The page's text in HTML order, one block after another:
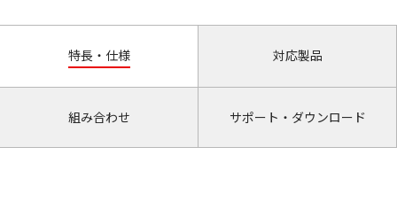
特長・仕様 対応製品
組み合わせ サポート・ダウンロード